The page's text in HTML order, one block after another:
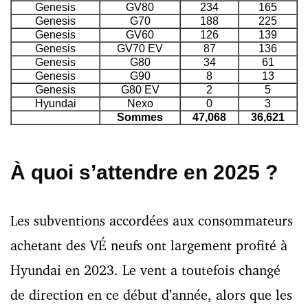
Genesis GV80 234
165
Genesis
G70 188
225
Genesis
GV60 126
139
Genesis
GV70 EV 87
136
Genesis
G80 34
61
Genesis
G90 8
13
Genesis
G80 EV 2
5
Hyundai
Nexo 0
3
Sommes
47,068 36,621
À quoi s’attendre en 2025 ?
Les subventions accordées aux consommateurs
achetant des VÉ neufs ont largement profité à
Hyundai en 2023. Le vent a toutefois changé
de direction en ce début d’année, alors que les